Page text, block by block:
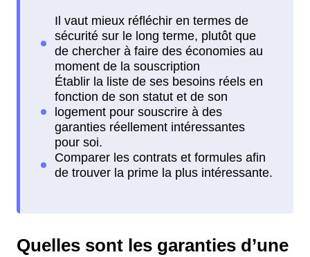
Quelles sont les garanties d’une